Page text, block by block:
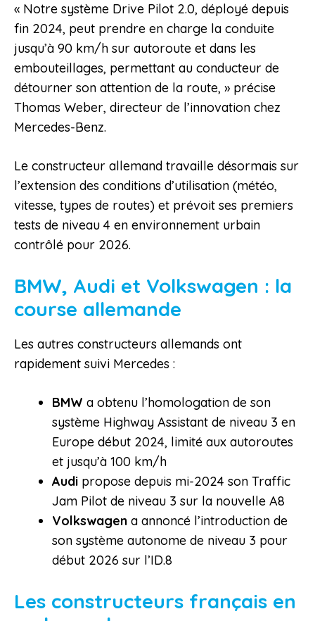
« Notre système Drive Pilot 2.0, déployé depuis
fin 2024, peut prendre en charge la conduite
jusqu’à 90 km/h sur autoroute et dans les
embouteillages, permettant au conducteur de
détourner son attention de la route, » précise
Thomas Weber, directeur de l’innovation chez
Mercedes-Benz.
Le constructeur allemand travaille désormais sur
l’extension des conditions d’utilisation (météo,
vitesse, types de routes) et prévoit ses premiers
tests de niveau 4 en environnement urbain
contrôlé pour 2026.
BMW, Audi et Volkswagen : la
course allemande
Les autres constructeurs allemands ont
rapidement suivi Mercedes :
BMW a obtenu l’homologation de son
système Highway Assistant de niveau 3 en
Europe début 2024, limité aux autoroutes
et jusqu’à 100 km/h
Audi propose depuis mi-2024 son Traffic
Jam Pilot de niveau 3 sur la nouvelle A8
Volkswagen a annoncé l’introduction de
son système autonome de niveau 3 pour
début 2026 sur l’ID.8
Les constructeurs français en